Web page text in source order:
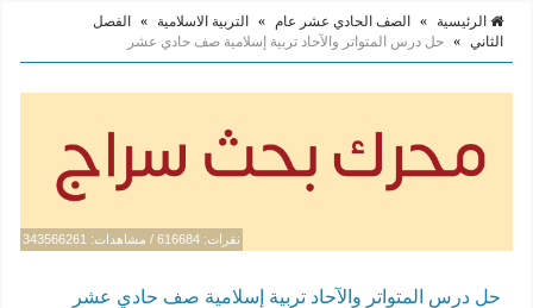
الرئيسية » الصف الحادي عشر عام » التربية الاسلامية »
الفصل
الثاني » حل درس المتواتر والآحاد تربية إسلامية صف حادي عشر
نقرات: 616684 / مشاهدات: 343566261
حل درس المتواتر والآحاد تربية إسلامية صف حادي عشر